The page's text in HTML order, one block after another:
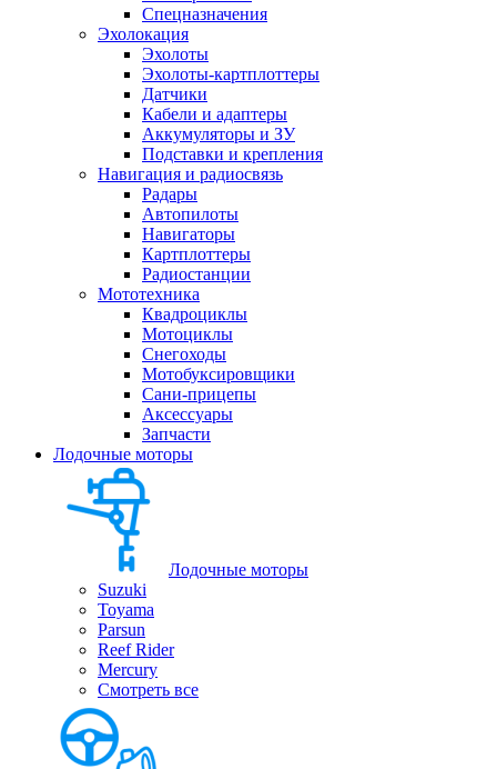
Спецназначения
Эхолокация
Эхолоты
Эхолоты-картплоттеры
Датчики
Кабели и адаптеры
Аккумуляторы и ЗУ
Подставки и крепления
Навигация и радиосвязь
Радары
Автопилоты
Навигаторы
Картплоттеры
Радиостанции
Мототехника
Квадроциклы
Мотоциклы
Снегоходы
Мотобуксировщики
Сани-прицепы
Аксессуары
Запчасти
Лодочные моторы
Лодочные моторы
Suzuki
Toyama
Parsun
Reef Rider
Mercury
Смотреть все